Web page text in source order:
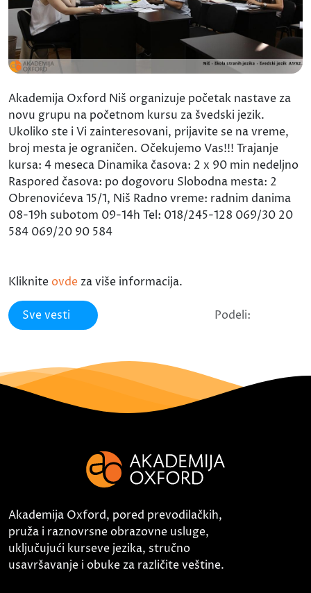
Akademija Oxford Niš organizuje početak nastave za
novu grupu na početnom kursu za švedski jezik.
Ukoliko ste i Vi zainteresovani, prijavite se na vreme,
broj mesta je ograničen. Očekujemo Vas!!! Trajanje
kursa: 4 meseca Dinamika časova: 2 x 90 min nedeljno
Raspored časova: po dogovoru Slobodna mesta: 2
Obrenovićeva 15/1, Niš Radno vreme: radnim danima
08-19h subotom 09-14h Tel: 018/245-128 069/30 20
584 069/20 90 584
Kliknite ovde za više informacija.
Sve vesti Podeli:
Akademija Oxford, pored prevodilačkih,
pruža i raznovrsne obrazovne usluge,
uključujući kurseve jezika, stručno
usavršavanje i obuke za različite veštine.